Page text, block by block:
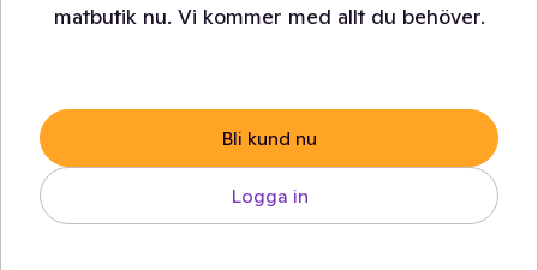
matbutik nu. Vi kommer med allt du behöver.
Bli kund nu
Logga in